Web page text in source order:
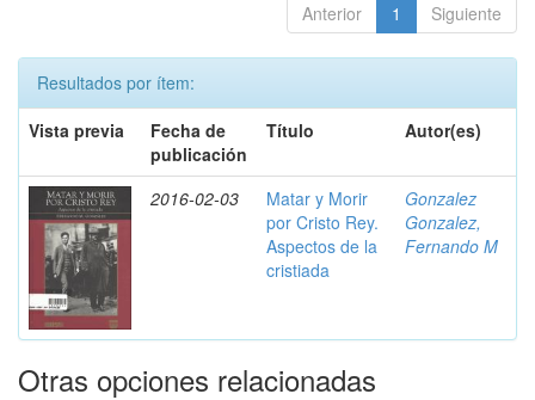
Anterior 1 Siguiente
Resultados por ítem:
Vista previa
Fecha de
publicación
Título Autor(es)
2016-02-03
Matar y Morir
por Cristo Rey.
Aspectos de la
cristiada
Gonzalez
Gonzalez,
Fernando M
Otras opciones relacionadas